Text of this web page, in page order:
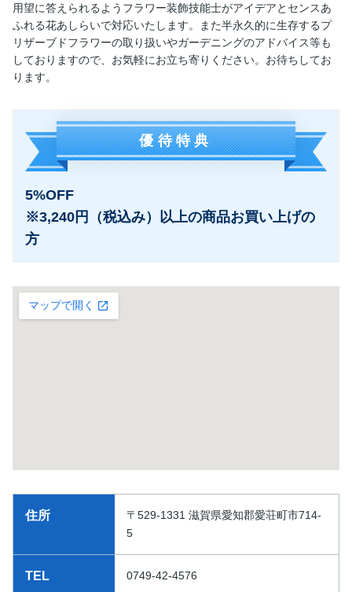
用望に答えられるようフラワー装飾技能士がアイデアとセンスあ
ふれる花あしらいで対応いたします。また半永久的に生存するプ
リザーブドフラワーの取り扱いやガーデニングのアドバイス等も
しておりますので、お気軽にお立ち寄りください。お待ちしてお
ります。
優待特典
5%OFF
※3,240円（税込み）以上の商品お買い上げの
方
住所
〒529-1331 滋賀県愛知郡愛荘町市714-
5
TEL 0749-42-4576